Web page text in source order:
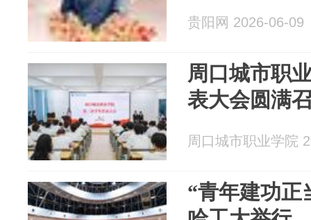
贵阳网 2026-06-09
周口城市职
表大会圆满
周口城市职业学院
“青年建功正